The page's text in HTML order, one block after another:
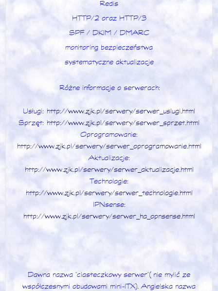
Redis
HTTP/2 oraz HTTP/3
SPF / DKIM / DMARC
monitoring bezpieczeństwa
systematyczne aktualizacje
Różne informacje o serwerach:
Usługi: http://www.zjk.pl/serwery/serwer_uslugi.html
Sprzęt: http://www.zjk.pl/serwery/serwer_sprzet.html
Oprogramowanie:
http://www.zjk.pl/serwery/serwer_oprogramowanie.html
Aktualizacje:
http://www.zjk.pl/serwery/serwer_aktualizacje.html
Technologie:
http://www.zjk.pl/serwery/serwer_technologie.html
IPNsense:
http://www.zjk.pl/serwery/serwer_ha_opnsense.html
Dawna nazwa "ciasteczkowy serwer" (nie mylić ze
współczesnymi obudowami mini-ITX). Angielska nazwa